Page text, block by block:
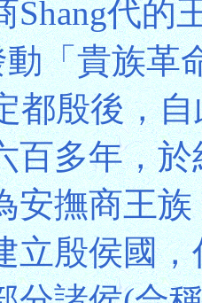
Shang代的
「貴族革
都殷後，
百多年，
安撫商王
立殷侯國